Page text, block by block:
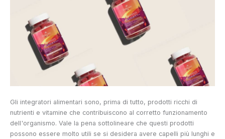
Gli integratori alimentari sono, prima di tutto, prodotti ricchi di
nutrienti e vitamine che contribuiscono al corretto funzionamento
dell'organismo. Vale la pena sottolineare che questi prodotti
possono essere molto utili se si desidera avere capelli più lunghi e